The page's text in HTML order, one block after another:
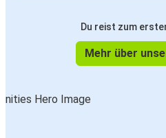
Du reist zum
Mehr über